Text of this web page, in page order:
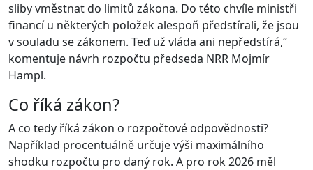
sliby vměstnat do limitů zákona. Do této chvíle ministři
financí u některých položek alespoň předstírali, že jsou
v souladu se zákonem. Teď už vláda ani nepředstírá,“
komentuje návrh rozpočtu předseda NRR Mojmír
Hampl.
Co říká zákon?
A co tedy říká zákon o rozpočtové odpovědnosti?
Například procentuálně určuje výši maximálního
shodku rozpočtu pro daný rok. A pro rok 2026 měl